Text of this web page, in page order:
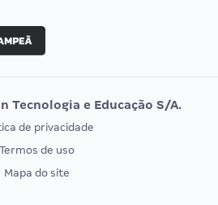
Vunesp
EXAME DE ORDEM
Tecnologia e Educação S/A.
de privacidade
Termos de uso
Mapa do site